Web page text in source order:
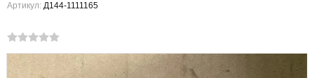
Артикул: Д144-1111165